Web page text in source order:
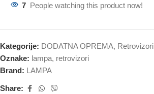
7 People watching this product now!
Kategorije: DODATNA OPREMA, Retrovizori
Oznake: lampa, retrovizori
Brand: LAMPA
Share: